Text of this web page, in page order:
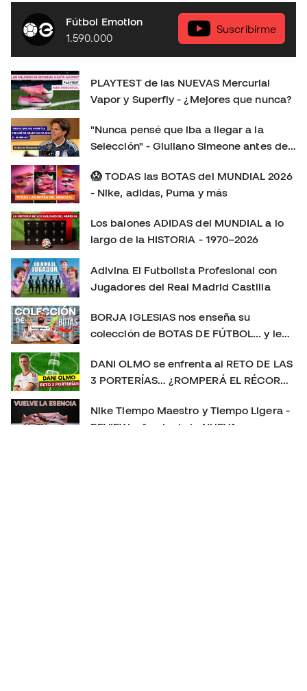
respecto a la generación anterior. En este playtest
analizamos: 👟 Ajuste y comodidad. ⚽ Sensaciones con
el balón. 🚀 Tracción, aceleración y cambios de ritmo. 🔍
Todas las novedades de esta nueva generación. 🤔
¿Merecen la pena? ¿Cuál elegir: Vapor o Superfly?
Déjanos en los comentarios tu opinión: ¿Eres más de
Mercurial Vapor o de Mercurial Superfly? 👇 Consíguelas
aquí:
https://www.futbolemotion.com/es/categoria/botas-de-
futbol/nike/linea-mercurial-velocidad Síguenos para no
perderte más playtests, comparativas y reviews de las
últimas botas de fútbol: Instagram:
https://www.tiktok.com/@futbolemotion X:
https://x.com/futbolemotion #Mercurial #NikeFootball
#MercurialVapor #MercurialSuperfly #BotasDeFútbol
#Playtest #Review #futbolemotion #botasdefutbol
#futbol #nikemercurial soloporteros_portada_es _es
Fútbol Emotion
1.590.000
Suscribírme
PLAYTEST de las NUEVAS Mercurial
Vapor y Superfly - ¿Mejores que nunca?
"Nunca pensé que iba a llegar a la
Selección" - Giuliano Simeone antes de
😱 TODAS las BOTAS del MUNDIAL 2026
- Nike, adidas, Puma y más
Los balones ADIDAS del MUNDIAL a lo
largo de la HISTORIA - 1970–2026
Adivina El Futbolista Profesional con
Jugadores del Real Madrid Castilla
BORJA IGLESIAS nos enseña su
colección de BOTAS DE FÚTBOL... y le
DANI OLMO se enfrenta al RETO DE LAS
3 PORTERÍAS… ¿ROMPERÁ EL RÉCORD?
Nike Tiempo Maestro y Tiempo Ligera -
REVIEW a fondo de la NUEVA